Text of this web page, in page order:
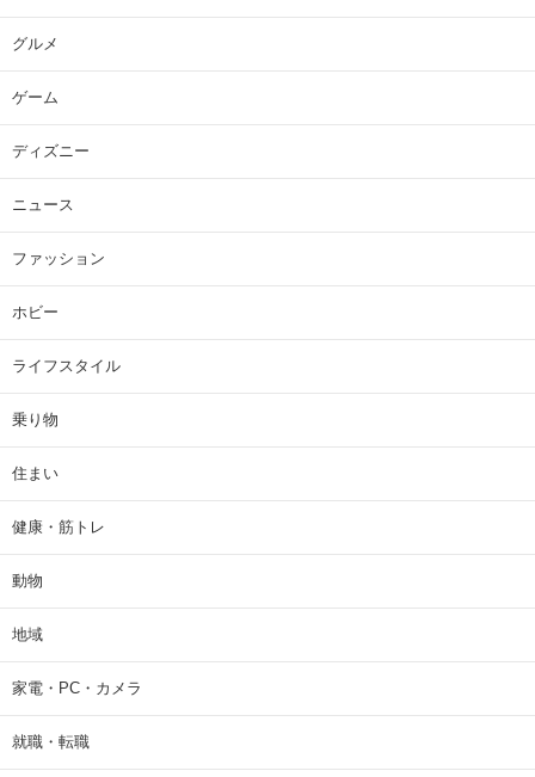
グルメ
ゲーム
ディズニー
ニュース
ファッション
ホビー
ライフスタイル
乗り物
住まい
健康・筋トレ
動物
地域
家電・PC・カメラ
就職・転職